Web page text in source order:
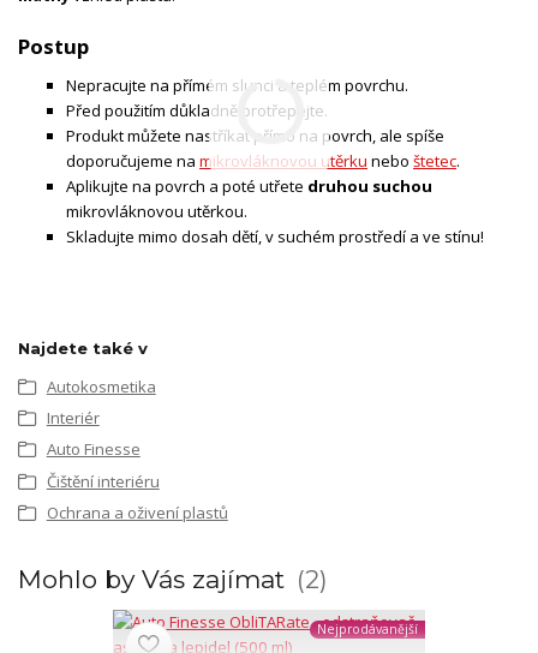
Postup
Nepracujte na přímém slunci a teplém povrchu.
Před použitím důkladně protřepejte.
Produkt můžete nastříkat přímo na povrch, ale spíše
doporučujeme na mikrovláknovou utěrku nebo štetec.
Aplikujte na povrch a poté utřete druhou suchou
mikrovláknovou utěrkou.
Skladujte mimo dosah dětí, v suchém prostředí a ve stínu!
Najdete také v
Autokosmetika
Interiér
Auto Finesse
Čištění interiéru
Ochrana a oživení plastů
Mohlo by Vás zajímat 2
Nejprodávanější